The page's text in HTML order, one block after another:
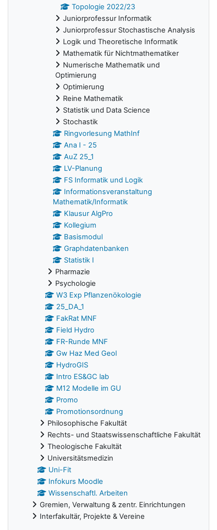
Topologie 2022/23
Juniorprofessur Informatik
Juniorprofessur Stochastische Analysis
Logik und Theoretische Informatik
Mathematik für Nichtmathematiker
Numerische Mathematik und
Optimierung
Optimierung
Reine Mathematik
Statistik und Data Science
Stochastik
Ringvorlesung MathInf
Ana I - 25
AuZ 25_1
LV-Planung
FS Informatik und Logik
Informationsveranstaltung
Mathematik/Informatik
Klausur AlgPro
Kollegium
Basismodul
Graphdatenbanken
Statistik I
Pharmazie
Psychologie
W3 Exp Pflanzenökologie
25_DA_1
FakRat MNF
Field Hydro
FR-Runde MNF
Gw Haz Med Geol
HydroGIS
Intro ES&GC lab
M12 Modelle im GU
Promo
Promotionsordnung
Philosophische Fakultät
Rechts- und Staatswissenschaftliche Fakultät
Theologische Fakultät
Universitätsmedizin
Uni-Fit
Infokurs Moodle
Wissenschaftl. Arbeiten
Gremien, Verwaltung & zentr. Einrichtungen
Interfakultär, Projekte & Vereine